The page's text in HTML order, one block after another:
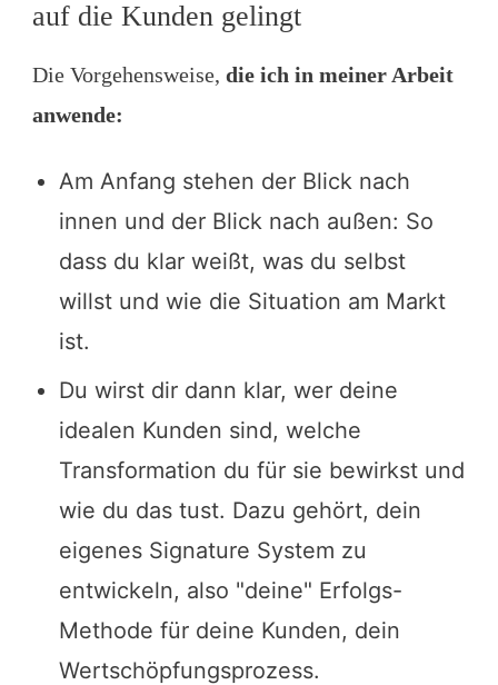
auf die Kunden gelingt
Die Vorgehensweise, die ich in meiner Arbeit
anwende:
Am Anfang stehen der Blick nach
innen und der Blick nach außen: So
dass du klar weißt, was du selbst
willst und wie die Situation am Markt
ist.
Du wirst dir dann klar, wer deine
idealen Kunden sind, welche
Transformation du für sie bewirkst und
wie du das tust. Dazu gehört, dein
eigenes Signature System zu
entwickeln, also "deine" Erfolgs-
Methode für deine Kunden, dein
Wertschöpfungsprozess.